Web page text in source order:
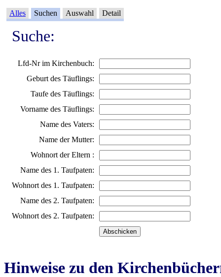
Alles Suchen Auswahl Detail
Suche:
Lfd-Nr im Kirchenbuch:
Geburt des Täuflings:
Taufe des Täuflings:
Vorname des Täuflings:
Name des Vaters:
Name der Mutter:
Wohnort der Eltern :
Name des 1. Taufpaten:
Wohnort des 1. Taufpaten:
Name des 2. Taufpaten:
Wohnort des 2. Taufpaten:
Hinweise zu den